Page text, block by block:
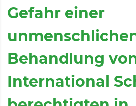
Gefahr einer
Behandlung
International